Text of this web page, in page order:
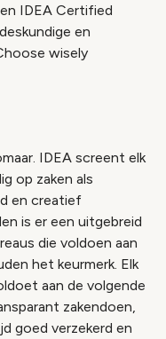
IDEA Certified
en
wisely
IDEA screent elk
op zaken als
en creatief
is er een uitgebreid
die voldoen aan
het keurmerk. Elk
aan de volgende
zakendoen,
goed verzekerd en